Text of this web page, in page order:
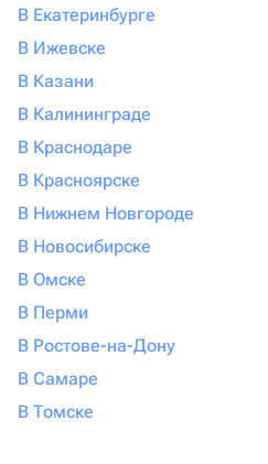
В Екатеринбурге
В Ижевске
В Казани
В Калининграде
В Краснодаре
В Красноярске
В Нижнем Новгороде
В Новосибирске
В Омске
В Перми
В Ростове-на-Дону
В Самаре
В Томске